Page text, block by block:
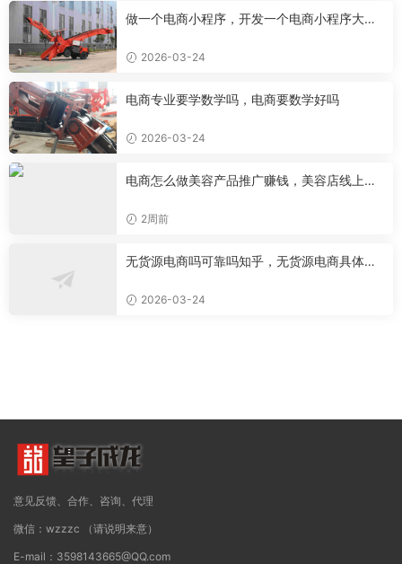
做一个电商小程序，开发一个电商小程序大约
2026-03-24
电商专业要学数学吗，电商要数学好吗
2026-03-24
电商怎么做美容产品推广赚钱，美容店线上推
2周前
无货源电商吗可靠吗知乎，无货源电商具体是
2026-03-24
意见反馈、合作、咨询、代理
微信：wzzzc （请说明来意）
E-mail：3598143665@QQ.com